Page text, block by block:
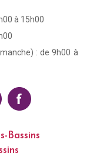
à 15h00
: de 9h00 à
Bassins